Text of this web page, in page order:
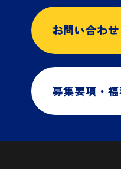
お問い合わ
募集要項・